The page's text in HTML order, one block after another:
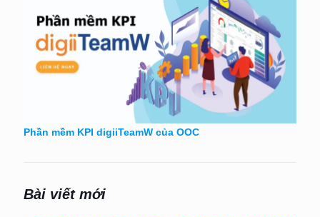
Phần mềm KPI digiiTeamW của OOC
Bài viết mới